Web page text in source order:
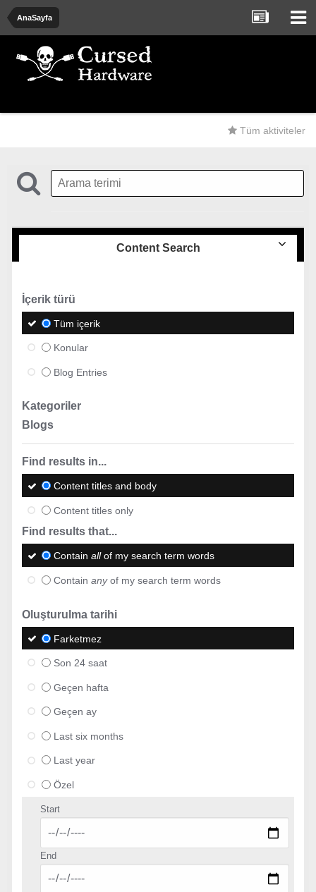
AnaSayfa
Tüm aktiviteler
Content Search
İçerik türü
Tüm içerik
Konular
Blog Entries
Kategoriler
Blogs
Find results in...
Content titles and body
Content titles only
Find results that...
Contain allof my search term words
Contain anyof my search term words
Oluşturulma tarihi
Farketmez
Son 24 saat
Geçen hafta
Geçen ay
Last six months
Last year
Özel
Start
End